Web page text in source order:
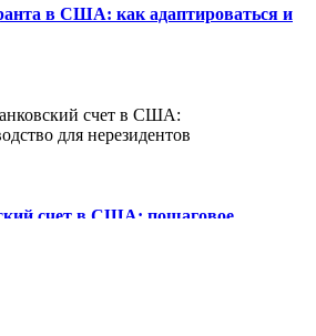
в США: как адаптироваться и
счет в США: пошаговое